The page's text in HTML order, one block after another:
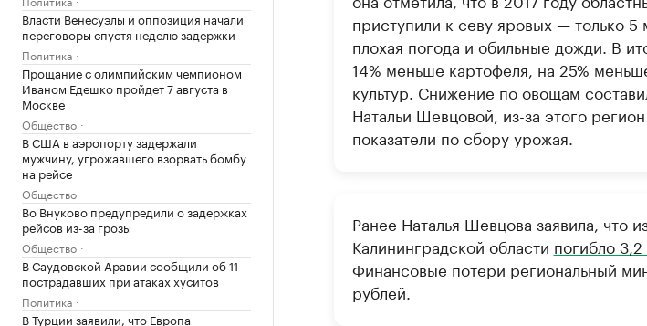
Власти Венесуэлы и оппозиция начали
переговоры спустя неделю задержки
Политика
Прощание с олимпийским чемпионом
Иваном Едешко пройдет 7 августа в
Москве
Общество
В США в аэропорту задержали
мужчину, угрожавшего взорвать бомбу
на рейсе
Общество
Во Внуково предупредили о задержках
рейсов из-за грозы
Общество
В Саудовской Аравии сообщили об 11
пострадавших при атаках хуситов
Политика
В Турции заявили, что Европа
приступили к севу яровых — только
плохая погода и обильные дожди. В
14% меньше картофеля, на 25%
культур. Снижение по овощам
Натальи Шевцовой, из-за этого
показатели по сбору урожая.
Ранее Наталья Шевцова заявила, что
Калининградской области погибло 3,2
Финансовые потери региональный
рублей.